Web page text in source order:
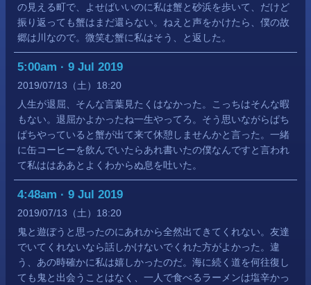
の見える町で、よせばいいのに私は蟹と砂浜を歩いて、だけど
振り返っても蟹はまだ還らない。ねえと声をかけたら、僕の故
郷は川なので。微笑む蟹に私はそう、と返した。
5:00am · 9 Jul 2019
2019 07 13 （土） 18:20
人生が退屈、そんな言葉見たくはなかった。こっちはそんな暇
もない。退屈かよかったね一生やってろ。そう思いながらぱち
ぱちやっていると蟹が出て来て休憩しませんかと言った。一緒
に缶コーヒーを飲んでいたらあれ書いたの僕なんですと言われ
て私ははああとよくわからぬ息を吐いた。
4:48am · 9 Jul 2019
2019 07 13 （土） 18:20
鬼と遊ぼうと思ったのにあれから全然出てきてくれない。友達
でいてくれないなら話しかけないでくれた方がよかった。違
う、あの時確かに私は嬉しかったのだ。海に続く道を何往復し
ても鬼と出会うことはなく、一人で食べるラーメンは塩辛かっ